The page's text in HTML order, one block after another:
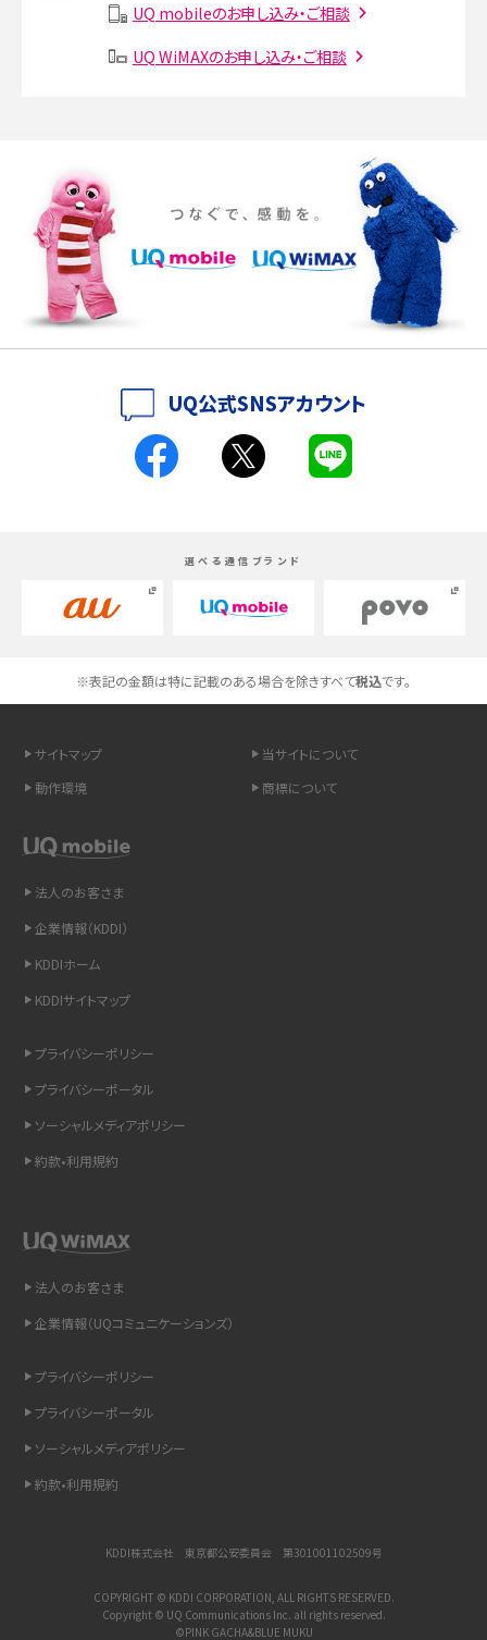
SMSとは？料金やできること、注意点や届かない時の対処法を解説
iPhone 16eとiPhone SE（第3世代）の違いは？サイズやスペックを比較して解説
iPhone 16eとiPhone 14を徹底比較！スペック・機能の違いをわかりやすく紹介
iPhone 16シリーズのモデルを比較！価格・サイズ・カメラ性能の違いを徹底解説
iPhone 16とiPhone 15の違いは？カメラ・スペック・機能を徹底比較
スマホが高い理由は？購入費用を抑える方法や端末を選ぶ時の注意点を解説！
高校生にスマホ制限は必要？所持率やメリット・デメリットを詳しく紹介
スマホのネット通信速度が遅い原因は？すぐできる対処法や見直すポイントを解
iCloudの使用容量を減らす9つの方法！使用状況の確認手順も紹介
インスタのDMの送り方は？便利機能の使い方や注意点をわかりやすく解説
Bluetooth®とは？Wi-Fiとの違いやスマホ・PCとの接続方法を解説
詳しく解説
Wi-Fiを快適に使うための速度はどれくらい？用途別の目安・回線ごとの平均を
LINEの着信音や通知音の設定・変更方法を解説！鳴らない場合の対処法も紹介
ASMRとは？意味や動画の種類、楽しみ方を紹介
UQ mobileのお申し込み・ご相談
UQ WiMAXのお申し込み・ご相談
UQ公式SNSアカウント
選べる通信ブランド
※表記の金額は特に記載のある場合を除きすべて税込です。
サイトマップ
当サイトについて
動作環境
商標について
法人のお客さま
企業情報（KDDI）
KDDIホーム
KDDIサイトマップ
プライバシーポリシー
プライバシーポータル
ソーシャルメディアポリシー
約款•利用規約
法人のお客さま
企業情報（UQコミュニケーションズ）
プライバシーポリシー
プライバシーポータル
ソーシャルメディアポリシー
約款•利用規約
KDDI株式会社 東京都公安委員会 第301001102509号
COPYRIGHT © KDDI CORPORATION, ALL RIGHTS RESERVED.
Copyright © UQ Communications Inc. all rights reserved.
©PINK GACHA&BLUE MUKU